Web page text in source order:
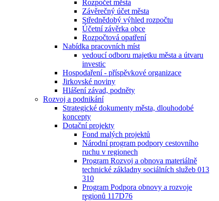
Rozpočet města
Závěrečný účet města
Střednědobý výhled rozpočtu
Účetní závěrka obce
Rozpočtová opatření
Nabídka pracovních míst
vedoucí odboru majetku města a útvaru
investic
Hospodaření - příspěvkové organizace
Jirkovské noviny
Hlášení závad, podněty
Rozvoj a podnikání
Strategické dokumenty města, dlouhodobé
koncepty
Dotační projekty
Fond malých projektů
Národní program podpory cestovního
ruchu v regionech
Program Rozvoj a obnova materiálně
technické základny sociálních služeb 013
310
Program Podpora obnovy a rozvoje
regionů 117D76